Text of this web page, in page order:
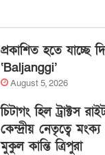
প্রকাশিত হতে যাচ্ছে
‘Baljanggi’
August 5, 2026
চিটাগং হিল ট্রাক্টস
কেন্দ্রীয় নেতৃত্বে
মুকুল কান্তি ত্রিপুরা